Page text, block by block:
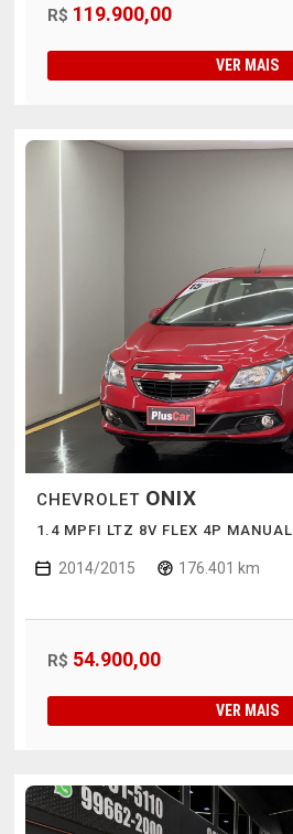
R$ 119.900,00
VER MAIS
CHEVROLET ONIX
1.4 MPFI LTZ 8V FLEX 4P MANUAL
2014/2015 176.401 km
R$ 54.900,00
VER MAIS